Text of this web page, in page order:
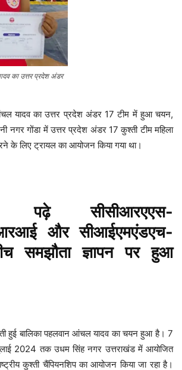
का उत्तर प्रदेश अंडर
यादव का उत्तर प्रदेश अंडर 17 टीम में हुआ चयन,
नगर गोंडा में उत्तर प्रदेश अंडर 17 कुश्ती टीम महिला
के लिए ट्रायल का आयोजन किया गया था।
पढ़ेसीसीआरएएस-
और सीआईएमएंडएच-
समझौता ज्ञापन पर हुआ
हुई बालिका पहलवान आंचल यादव का चयन हुआ है। 7
2024 तक उधम सिंह नगर उत्तराखंड में आयोजित
कुश्ती चैंपियनशिप का आयोजन किया जा रहा है।